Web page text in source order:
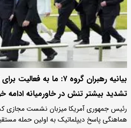
بیانیه رهبران گروه ۷: ما
تشدید بیشتر تنش در خاورمیانه ادامه
رئیس جمهوری آمریکا میزبان نشست مجازی
هماهنگی پاسخ دیپلماتیک به اولین حمله